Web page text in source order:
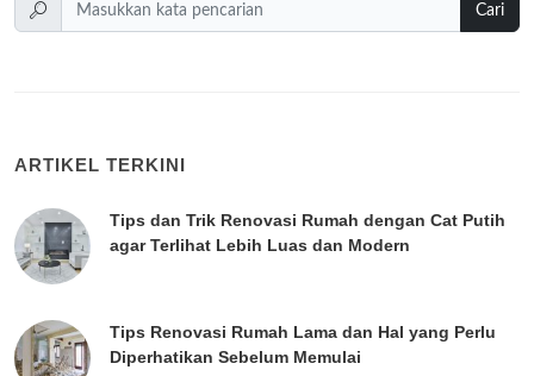
Cari
ARTIKEL TERKINI
Tips dan Trik Renovasi Rumah dengan Cat Putih
agar Terlihat Lebih Luas dan Modern
Tips Renovasi Rumah Lama dan Hal yang Perlu
Diperhatikan Sebelum Memulai